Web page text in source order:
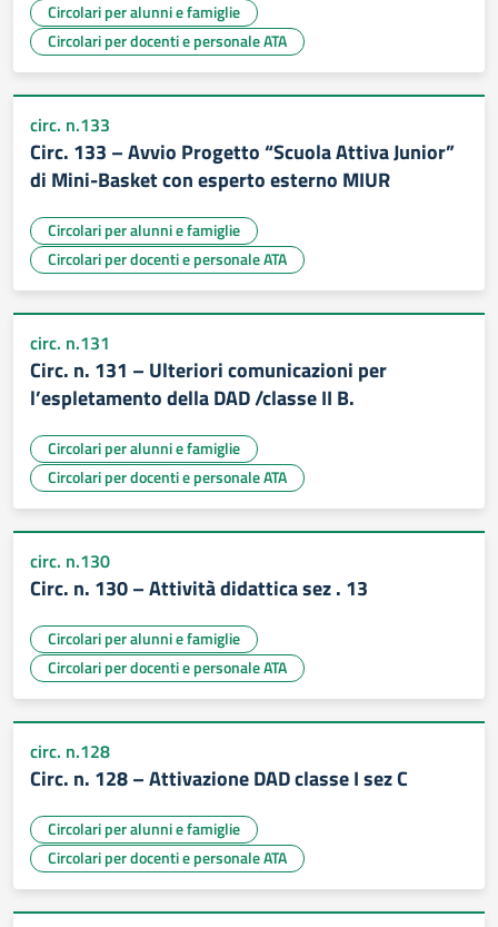
Circolari per alunni e famiglie
Circolari per docenti e personale ATA
circ. n.133
Circ. 133 – Avvio Progetto “Scuola Attiva Junior”
di Mini-Basket con esperto esterno MIUR
Circolari per alunni e famiglie
Circolari per docenti e personale ATA
circ. n.131
Circ. n. 131 – Ulteriori comunicazioni per
l’espletamento della DAD /classe II B.
Circolari per alunni e famiglie
Circolari per docenti e personale ATA
circ. n.130
Circ. n. 130 – Attività didattica sez . 13
Circolari per alunni e famiglie
Circolari per docenti e personale ATA
circ. n.128
Circ. n. 128 – Attivazione DAD classe I sez C
Circolari per alunni e famiglie
Circolari per docenti e personale ATA